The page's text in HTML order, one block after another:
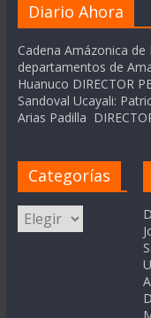
Diario Ahora
Cadena Amázonica
departamentos de
Huanuco DIRECTOR
Sandoval Ucayali:
Arias Padilla
Categorías
Categorías